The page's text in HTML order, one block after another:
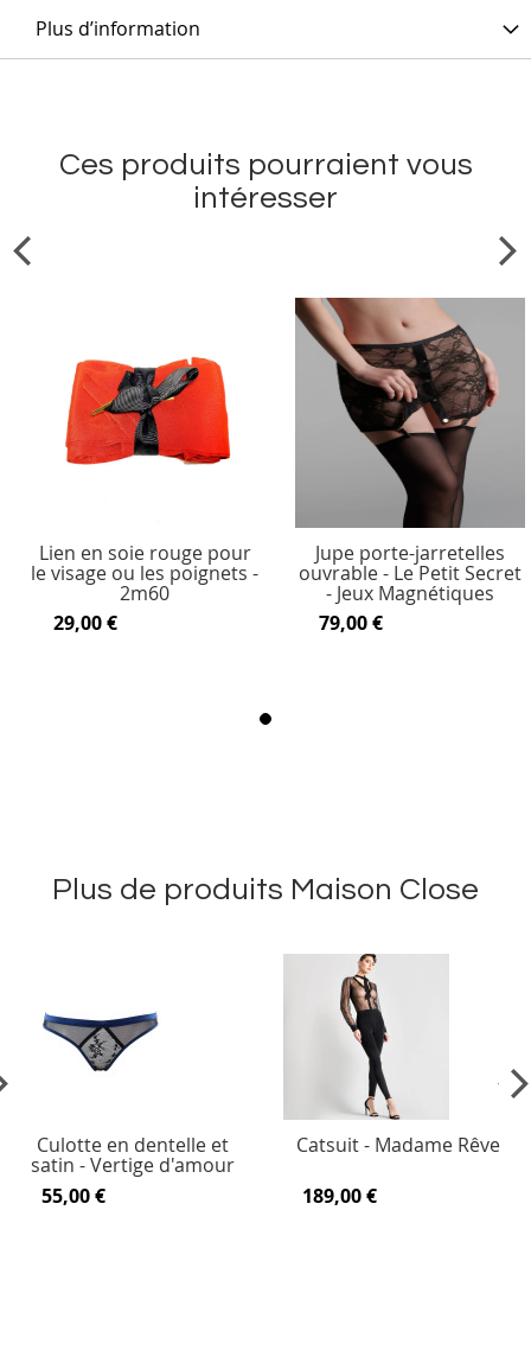
Plus d’information
Ces produits pourraient vous
intéresser
Lien en soie rouge pour
le visage ou les poignets -
2m60
29,00 €
Jupe porte-jarretelles
ouvrable - Le Petit Secret
- Jeux Magnétiques
79,00 €
Plus de produits Maison Close
Culotte en dentelle et
satin - Vertige d'amour
55,00 €
Catsuit - Madame Rêve
189,00 €